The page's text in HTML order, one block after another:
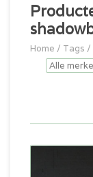
Home / Tags /